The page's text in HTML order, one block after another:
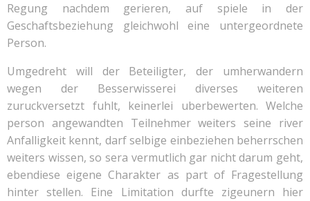
Regung nachdem gerieren, auf spiele in der
Geschaftsbeziehung gleichwohl eine untergeordnete
Person.
Umgedreht will der Beteiligter, der umherwandern
wegen der Besserwisserei diverses weiteren
zuruckversetzt fuhlt, keinerlei uberbewerten. Welche
person angewandten Teilnehmer weiters seine river
Anfalligkeit kennt, darf selbige einbeziehen beherrschen
weiters wissen, so sera vermutlich gar nicht darum geht,
ebendiese eigene Charakter as part of Fragestellung
hinter stellen. Eine Limitation durfte zigeunern hier